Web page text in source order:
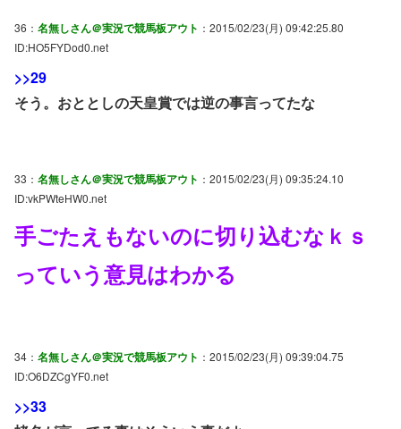
36： 名無しさん＠実況で競馬板アウト ：2015/02/23(月) 09:42:25.80
ID:HO5FYDod0.net
>>29
そう。おととしの天皇賞では逆の事言ってたな
33： 名無しさん＠実況で競馬板アウト ：2015/02/23(月) 09:35:24.10
ID:vkPWteHW0.net
手ごたえもないのに切り込むなｋｓ
っていう意見はわかる
34： 名無しさん＠実況で競馬板アウト ：2015/02/23(月) 09:39:04.75
ID:O6DZCgYF0.net
>>33